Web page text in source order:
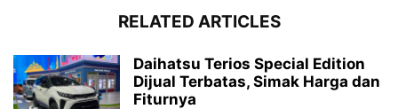
RELATED ARTICLES
Daihatsu Terios Special Edition
Dijual Terbatas, Simak Harga dan
Fiturnya